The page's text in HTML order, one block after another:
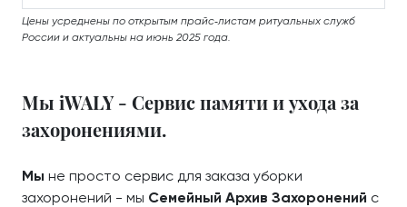
Цены усреднены по открытым прайс‑листам ритуальных служб
России и актуальны на июнь 2025 года.
Мы iWALY - Сервис памяти и ухода за
захоронениями.
Мы не просто сервис для заказа уборки
захоронений - мы Семейный Архив Захоронений с